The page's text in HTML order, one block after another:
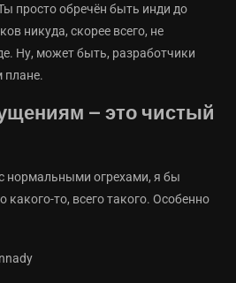
просто обречён быть инди до
никуда, скорее всего, не
Ну, может быть, разработчики
плане.
— это чистый
нормальными огрехами, я бы
какого-то, всего такого. Особенно